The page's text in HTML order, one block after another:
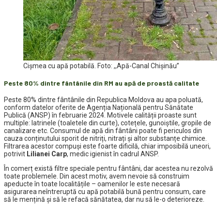
Cișmea cu apă potabilă. Foto: ,,Apă-Canal Chișinău”
Peste 80% dintre fântânile din RM au apă de proastă calitate
Peste 80% dintre fântânile din Republica Moldova au apa poluată,
conform datelor oferite de Agenția Națională pentru Sănătate
Publică (ANSP) în februarie 2024. Motivele calității proaste sunt
multiple: latrinele (toaletele din curte), cotețele, gunoiștile, gropile de
canalizare etc. Consumul de apă din fântâni poate fi periculos din
cauza conținutului sporit de nitriți, nitrați și altor substanțe chimice.
Filtrarea acestor compuși este foarte dificilă, chiar imposibilă uneori,
potrivit Lilianei Carp, medic igienist în cadrul ANSP.
În comerț există filtre speciale pentru fântâni, dar acestea nu rezolvă
toate problemele. Din acest motiv, avem nevoie să construim
apeducte în toate localitățile – oamenilor le este necesară
asigurarea neîntreruptă cu apă potabilă bună pentru consum, care
să le mențină și să le refacă sănătatea, dar nu să le-o deterioreze.